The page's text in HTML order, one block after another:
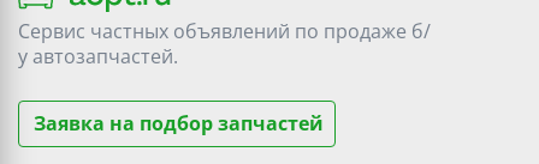
Сервис частных объявлений по продаже б/
уавтозапчастей.
Заявка на подбор запчастей